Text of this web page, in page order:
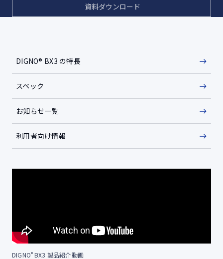
資料ダウンロード
DIGNO® BX3 の特長
スペック
お知らせ一覧
利用者向け情報
DIGNO®BX3 製品紹介動画